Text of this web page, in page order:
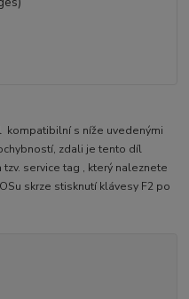
kompatibilní s níže uvedenými
zdali je tento díl
service tag , který naleznete
skrze stisknutí klávesy F2 po